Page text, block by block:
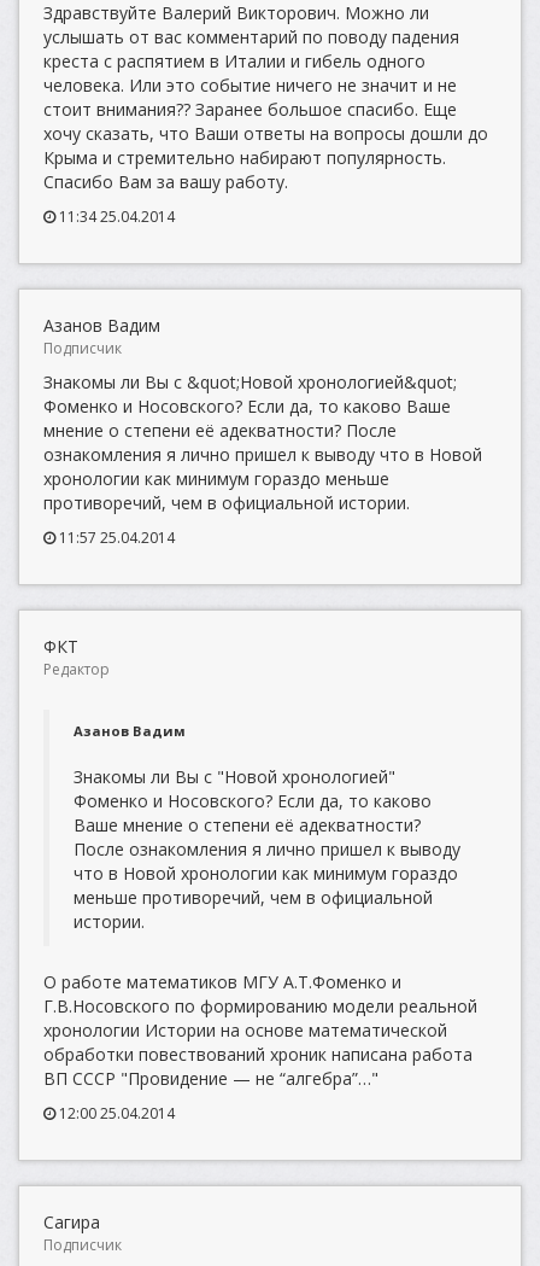
Здравствуйте Валерий Викторович. Можно ли
услышать от вас комментарий по поводу падения
креста с распятием в Италии и гибель одного
человека. Или это событие ничего не значит и не
стоит внимания?? Заранее большое спасибо. Еще
хочу сказать, что Ваши ответы на вопросы дошли до
Крыма и стремительно набирают популярность.
Спасибо Вам за вашу работу.
11:34 25.04.2014
Азанов Вадим
Подписчик
Знакомы ли Вы с &quot;Новой хронологией&quot;
Фоменко и Носовского? Если да, то каково Ваше
мнение о степени её адекватности? После
ознакомления я лично пришел к выводу что в Новой
хронологии как минимум гораздо меньше
противоречий, чем в официальной истории.
11:57 25.04.2014
ФКТ
Редактор
Азанов Вадим
Знакомы ли Вы с "Новой хронологией"
Фоменко и Носовского? Если да, то каково
Ваше мнение о степени её адекватности?
После ознакомления я лично пришел к выводу
что в Новой хронологии как минимум гораздо
меньше противоречий, чем в официальной
истории.
О работе математиков МГУ А.Т.Фоменко и
Г.В.Носовского по формированию модели реальной
хронологии Истории на основе математической
обработки повествований хроник написана работа
ВП СССР "Провидение — не “алгебра”…"
12:00 25.04.2014
Сагира
Подписчик